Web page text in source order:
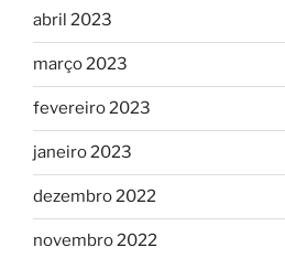
abril 2023
março 2023
fevereiro 2023
janeiro 2023
dezembro 2022
novembro 2022